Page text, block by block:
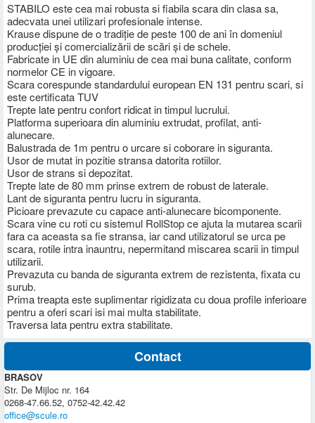
STABILO este cea mai robusta si fiabila scara din clasa sa,
adecvata unei utilizari profesionale intense.
Krause dispune de o tradiţie de peste 100 de ani în domeniul
producţiei şi comercializării de scări şi de schele.
Fabricate in UE din aluminiu de cea mai buna calitate, conform
normelor CE in vigoare.
Scara corespunde standardului european EN 131 pentru scari, si
este certificata TUV
Trepte late pentru confort ridicat in timpul lucrului.
Platforma superioara din aluminiu extrudat, profilat, anti-
alunecare.
Balustrada de 1m pentru o urcare si coborare in siguranta.
Usor de mutat in pozitie stransa datorita rotiilor.
Usor de strans si depozitat.
Trepte late de 80 mm prinse extrem de robust de laterale.
Lant de siguranta pentru lucru in siguranta.
Picioare prevazute cu capace anti-alunecare bicomponente.
Scara vine cu roti cu sistemul RollStop ce ajuta la mutarea scarii
fara ca aceasta sa fie stransa, iar cand utilizatorul se urca pe
scara, rotile intra inauntru, nepermitand miscarea scarii in timpul
utilizarii.
Prevazuta cu banda de siguranta extrem de rezistenta, fixata cu
surub.
Prima treapta este suplimentar rigidizata cu doua profile inferioare
pentru a oferi scari isi mai multa stabilitate.
Traversa lata pentru extra stabilitate.
Contact
BRASOV
Str. De Mijloc nr. 164
0268-47.66.52, 0752-42.42.42
office@scule.ro